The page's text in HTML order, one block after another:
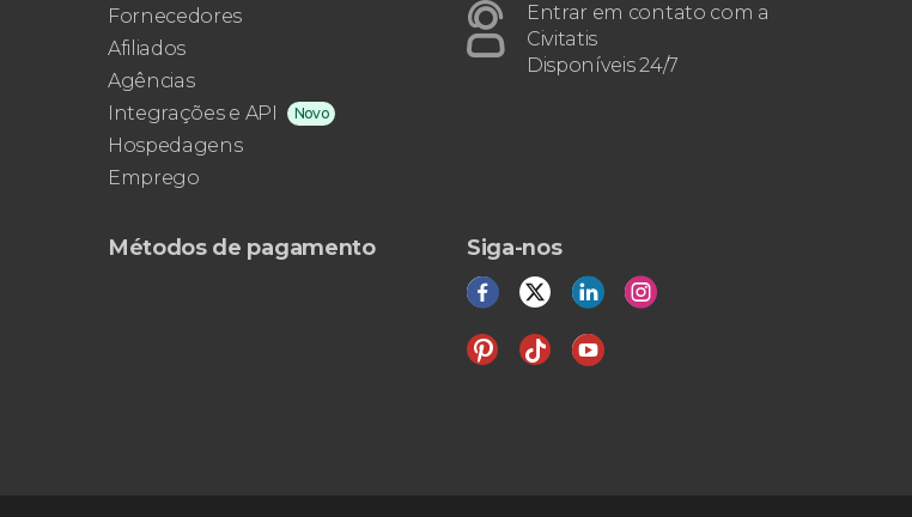
Fornecedores
Afiliados
Agências
Integrações e API
Novo
Hospedagens
Emprego
Entrar em contato com a
Civitatis
Disponíveis 24/7
Métodos de pagamento Siga-nos